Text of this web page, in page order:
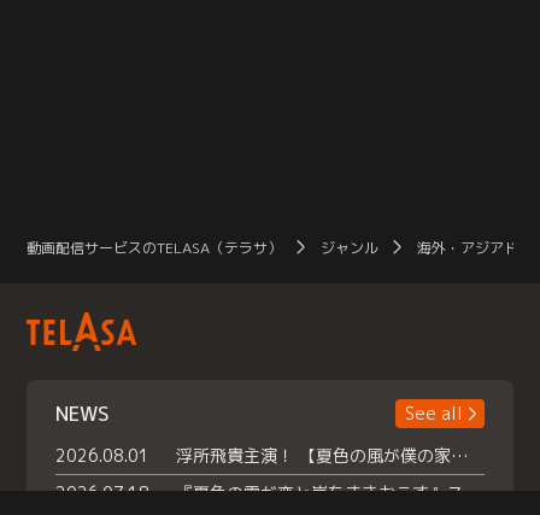
動画配信サービスのTELASA（テラサ） ジャンル 海外・アジアドラ
NEWS
See all
2026.08.01
浮所飛貴主演！ 【夏色の風が僕の家にやってきた】 本日よりテラサで独占配信スタート！
2026.07.18
『夏色の雲が恋と嵐をまきおこす』スペシャルメイキング 【Part1】2026年７月18日（土）23時30分～配信スタート！話題のシーンの裏側を大公開！豪華キャスト大集合！ 『武宮家 真夏の家族会議』開催！